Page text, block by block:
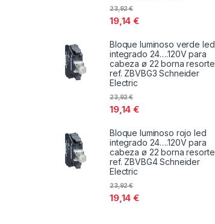
19,14€
23,92€
Bloque luminoso verde led
integrado 24….120V para
cabeza ø 22 borna resorte
ref. ZBVBG3 Schneider
Electric
19,14€
23,92€
Bloque luminoso rojo led
integrado 24….120V para
cabeza ø 22 borna resorte
ref. ZBVBG4 Schneider
Electric
19,14€
23,92€